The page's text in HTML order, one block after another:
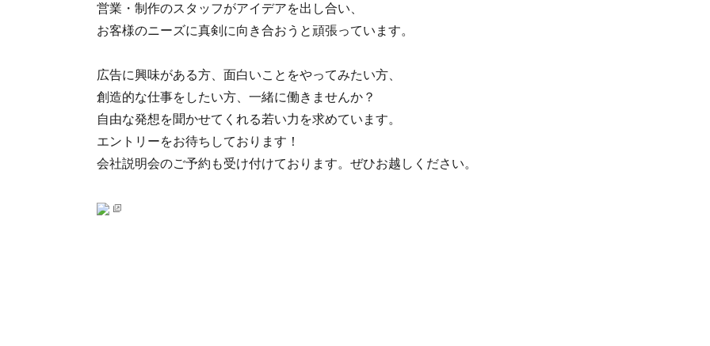
営業・制作のスタッフがアイデアを出し合い、
お客様のニーズに真剣に向き合おうと頑張っています。
広告に興味がある方、面白いことをやってみたい方、
創造的な仕事をしたい方、一緒に働きませんか？
自由な発想を聞かせてくれる若い力を求めています。
エントリーをお待ちしております！
会社説明会のご予約も受け付けております。ぜひお越しください。